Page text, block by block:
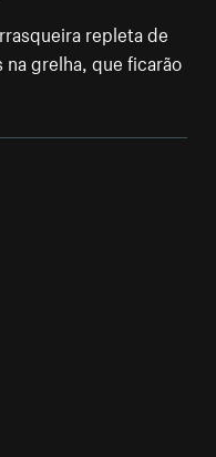
repleta de
grelha, que ficarão